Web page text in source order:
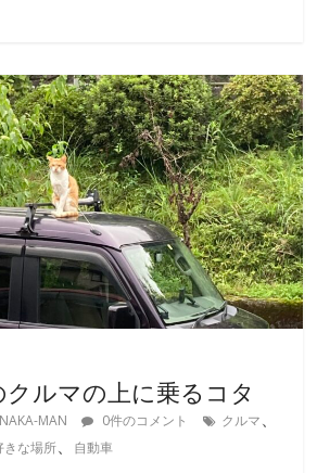
クルマの上に乗るコタ
MAN 0件のコメント クルマ、
きな場所、 自動車